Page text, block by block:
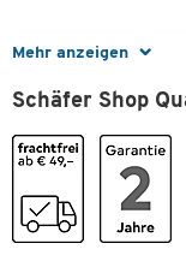
Mehr anzeigen
Material
Schloss
Zählbrett
Farben
Schäfer Shop